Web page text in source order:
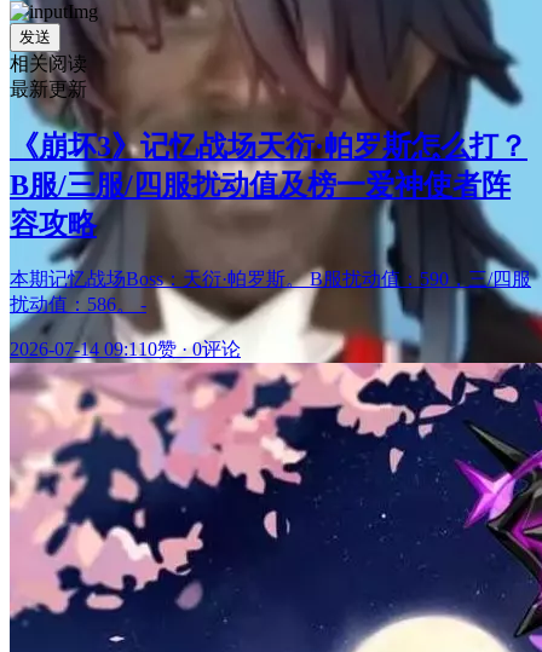
发送
相关阅读
最新更新
《崩坏3》记忆战场天衍·帕罗斯怎么打？
B服/三服/四服扰动值及榜一爱神使者阵
容攻略
本期记忆战场Boss：天衍·帕罗斯。 B服扰动值：590，三/四服
扰动值：586。 -
2026-07-14 09:110赞 ·0评论